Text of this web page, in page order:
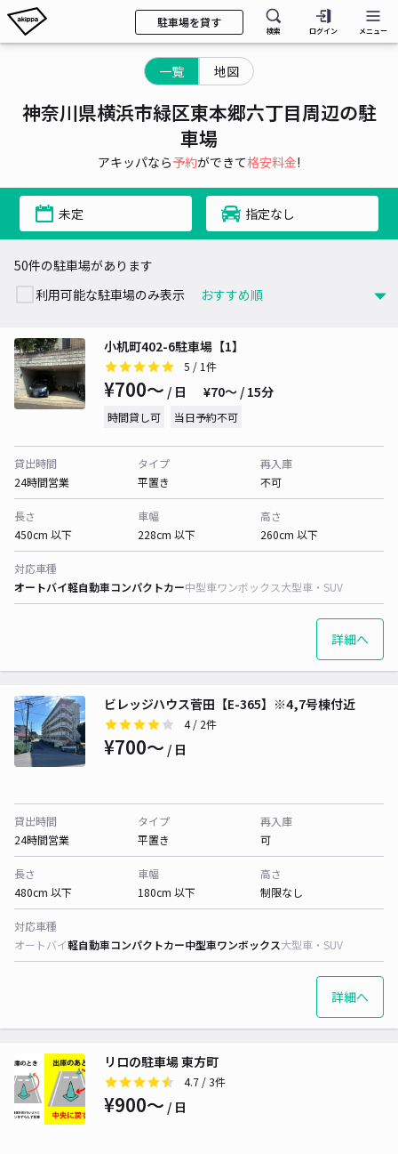
駐車場を貸す
検索 ログイン メニュー
一覧 地図
神奈川県横浜市緑区東本郷六丁目周辺の駐
車場
アキッパなら予約ができて格安料金!
未定 指定なし
50件の駐車場があります
利用可能な駐車場のみ表示
小机町402-6駐車場【1】
5 / 1件
¥700〜 / 日 ¥70〜 / 15分
時間貸し可 当日予約不可
貸出時間
24時間営業
タイプ
平置き
再入庫
不可
長さ
450cm 以下
車幅
228cm 以下
高さ
260cm 以下
対応車種
オートバイ軽自動車コンパクトカー中型車ワンボックス大型車・SUV
詳細へ
ビレッジハウス菅田【E-365】※4,7号棟付近
4/ 2件
¥700〜 / 日
貸出時間
24時間営業
タイプ
平置き
再入庫
可
長さ
480cm 以下
車幅
180cm 以下
高さ
制限なし
対応車種
オートバイ軽自動車コンパクトカー中型車ワンボックス大型車・SUV
詳細へ
リロの駐車場 東方町
4.7 / 3件
¥900〜 / 日